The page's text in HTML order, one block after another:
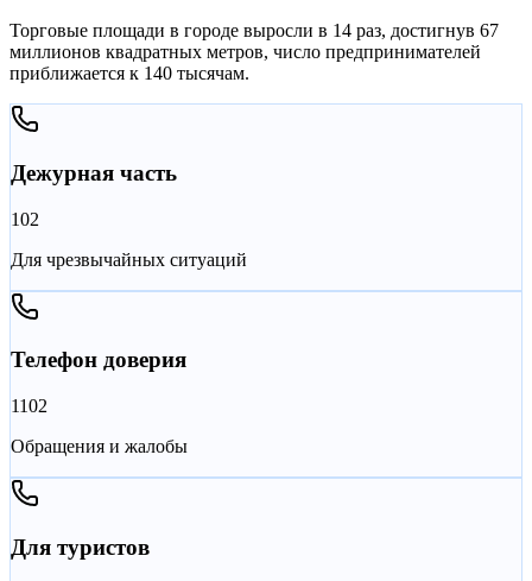
Торговые площади в городе выросли в 14 раз, достигнув 67
миллионов квадратных метров, число предпринимателей
приближается к 140 тысячам.
Дежурная часть
102
Для чрезвычайных ситуаций
Телефон доверия
1102
Обращения и жалобы
Для туристов